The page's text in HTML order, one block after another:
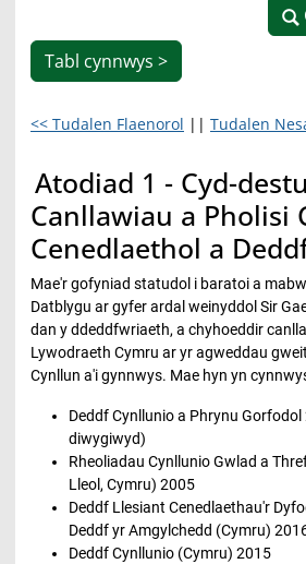
Tabl cynnwys >
<< Tudalen Flaenorol || Tudalen
Atodiad 1 - Cyd-
Canllawiau a Pholisi
Cenedlaethol a
Mae'r gofyniad statudol i baratoi a
Datblygu ar gyfer ardal weinyddol Sir
dan y ddeddfwriaeth, a chyhoeddir
Lywodraeth Cymru ar yr agweddau
Cynllun a'i gynnwys. Mae hyn yn
Deddf Cynllunio a Phrynu Gorfodol
diwygiwyd)
Rheoliadau Cynllunio Gwlad a
Lleol, Cymru) 2005
Deddf Llesiant Cenedlaethau'r
Deddf yr Amgylchedd (Cymru)
Deddf Cynllunio (Cymru) 2015